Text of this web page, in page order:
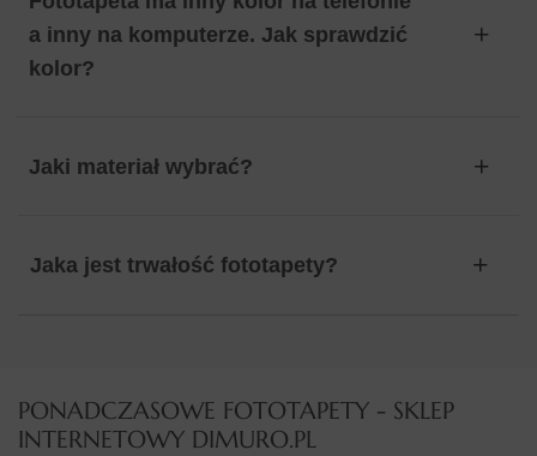
a inny na komputerze. Jak sprawdzić
kolor?
Jaki materiał wybrać?
Jaka jest trwałość fototapety?
PONADCZASOWE FOTOTAPETY - SKLEP
INTERNETOWY DIMURO.PL​